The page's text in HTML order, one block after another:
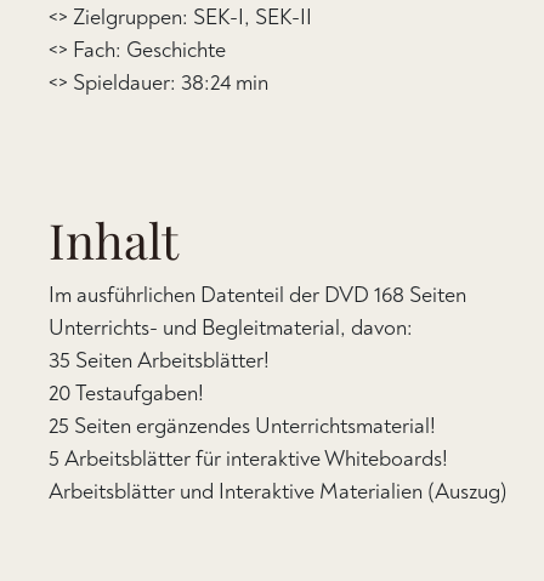
<> Zielgruppen: SEK-I, SEK-II
<> Fach: Geschichte
<> Spieldauer: 38:24 min
Inhalt
Im ausführlichen Datenteil der DVD 168 Seiten
Unterrichts- und Begleitmaterial, davon:
35 Seiten Arbeitsblätter!
20 Testaufgaben!
25 Seiten ergänzendes Unterrichtsmaterial!
5 Arbeitsblätter für interaktive Whiteboards!
Arbeitsblätter und Interaktive Materialien (Auszug)